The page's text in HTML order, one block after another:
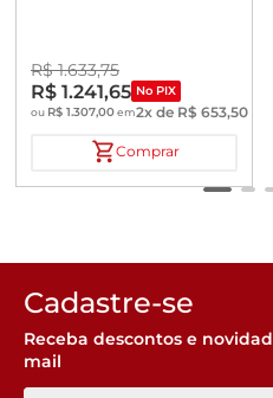
R$ 1.633,75
R$ 1.241,65 No PIX
ou R$ 1.307,00em2x de R$ 653,50
Comprar
Cadastre-se
Receba descontos e
mail